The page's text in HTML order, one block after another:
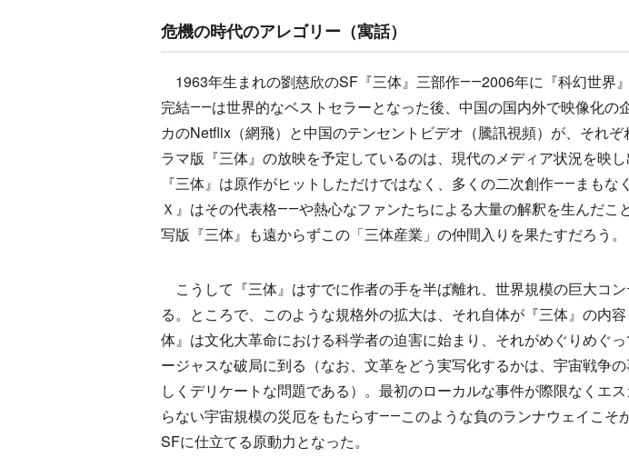
危機の時代のアレゴリー（寓話）
1963年生まれの劉慈欣のSF『三体』三部作――2006年に『科幻世界
完結――は世界的なベストセラーとなった後、中国の国内外で映像化の
カのNetflix（網飛）と中国のテンセントビデオ（騰訊視頻）が、それ
ラマ版『三体』の放映を予定しているのは、現代のメディア状況を映し
『三体』は原作がヒットしただけではなく、多くの二次創作――まもな
Ｘ』はその代表格――や熱心なファンたちによる大量の解釈を生んだこ
写版『三体』も遠からずこの「三体産業」の仲間入りを果たすだろう。
こうして『三体』はすでに作者の手を半ば離れ、世界規模の巨大コ
る。ところで、このような規格外の拡大は、それ自体が『三体』の内
体』は文化大革命における科学者の迫害に始まり、それがめぐりめぐ
ージャスな破局に到る（なお、文革をどう実写化するかは、宇宙戦争
しくデリケートな問題である）。最初のローカルな事件が際限なくエ
らない宇宙規模の災厄をもたらす――このような負のランナウェイこそ
SFに仕立てる原動力となった。